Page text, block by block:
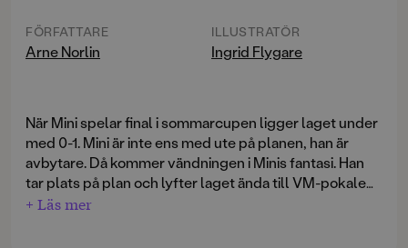
FÖRFATTARE
Arne Norlin
ILLUSTRATÖR
Ingrid Flygare
När Mini spelar final i sommarcupen ligger laget under
med 0-1. Mini är inte ens med ute på planen, han är
avbytare. Då kommer vändningen i Minis fantasi. Han
tar plats på plan och lyfter laget ända till VM-pokalen.
En bilderbok med riktig miljö och äkta fotbollsfeber!
+ Läs mer